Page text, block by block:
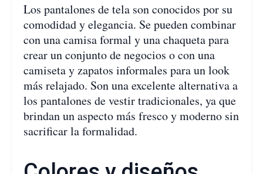
Los pantalones de tela son conocidos por su
comodidad y elegancia. Se pueden combinar
con una camisa formal y una chaqueta para
crear un conjunto de negocios o con una
camiseta y zapatos informales para un look
más relajado. Son una excelente alternativa a
los pantalones de vestir tradicionales, ya que
brindan un aspecto más fresco y moderno sin
sacrificar la formalidad.